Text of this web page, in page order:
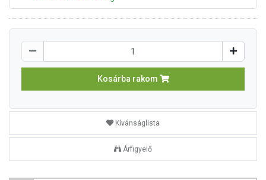
Kosárba rakom
Kívánságlista
Árfigyelő